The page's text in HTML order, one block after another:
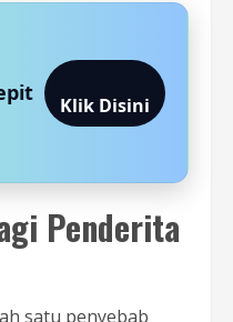
Klik Disini
Penderita
satu penyebab